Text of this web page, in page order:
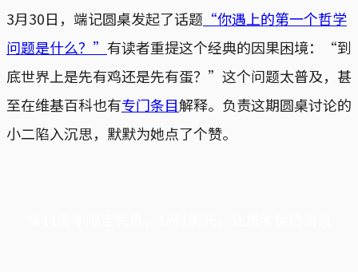
3月30日，端记圆桌发起了话题 “你遇上的第一个哲学
问题是什么？” 有读者重提这个经典的因果困境：“到
底世界上是先有鸡还是先有蛋？”这个问题太普及，甚
至在维基百科也有专门条目解释。负责这期圆桌讨论的
小二陷入沉思，默默为她点了个赞。